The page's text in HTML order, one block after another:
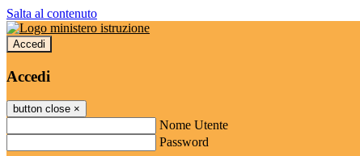
Salta al contenuto
Accedi
Accedi
button close ×
Nome Utente
Password